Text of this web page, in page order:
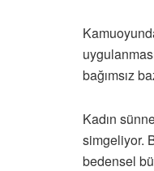
bağımsız
Kadın
simgeliyor.
bedensel